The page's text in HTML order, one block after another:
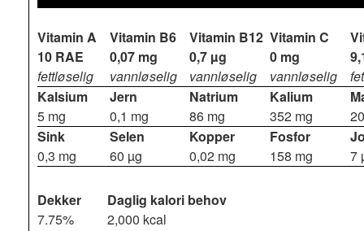
Vitamin A
10 RAE
fettløselig
Vitamin B6
0,07 mg
vannløselig
Vitamin B12
0,7 µg
vannløselig
Vitamin C
0 mg
vannløselig
Kalsium
5 mg
Jern
0,1 mg
Natrium
86 mg
Kalium
352 mg
Sink
0,3 mg
Selen
60 µg
Kopper
0,02 mg
Fosfor
158 mg
7
Dekker
Daglig kalori behov
7.75%
2,000 kcal